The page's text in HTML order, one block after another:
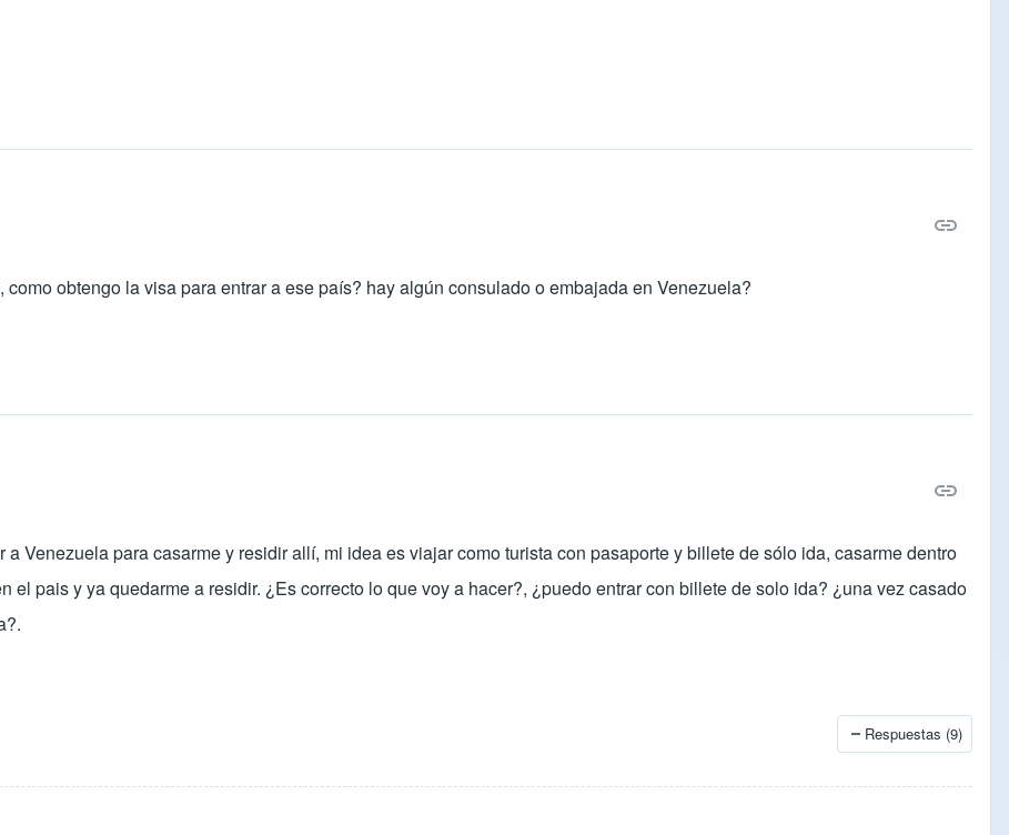
obtengo la visa para entrar a ese país? hay algún consulado o embajada en Venezuela?
Venezuela para casarme y residir allí, mi idea es viajar como turista con pasaporte y billete de sólo ida, casarme dentro
el pais y ya quedarme a residir. ¿Es correcto lo que voy a hacer?, ¿puedo entrar con billete de solo ida? ¿una vez casado
Respuestas (9)